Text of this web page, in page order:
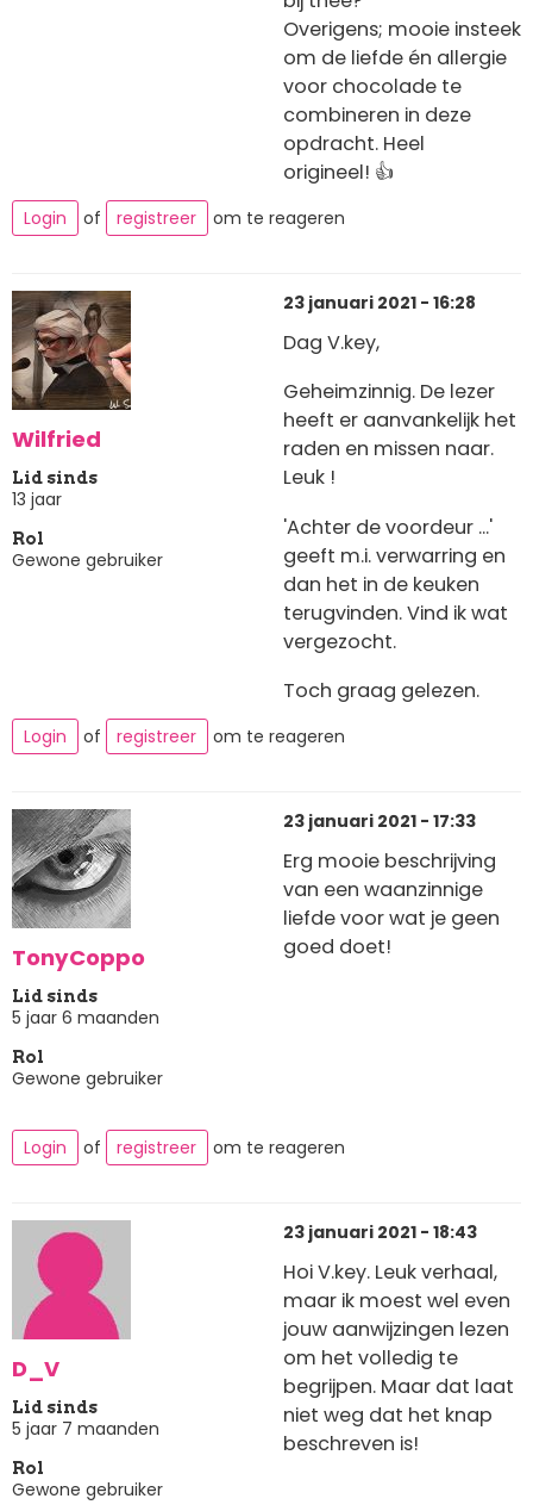
Overigens; mooie insteek
om de liefde én allergie
voor chocolade te
combineren in deze
opdracht. Heel
origineel! 👍
Login of registreer om te reageren
Wilfried
Lid sinds
13 jaar
Rol
Gewone gebruiker
23 januari 2021 - 16:28
Dag V.key,
Geheimzinnig. De lezer
heeft er aanvankelijk het
raden en missen naar.
Leuk !
'Achter de voordeur ...'
geeft m.i. verwarring en
dan het in de keuken
terugvinden. Vind ik wat
vergezocht.
Toch graag gelezen.
Login of registreer om te reageren
TonyCoppo
Lid sinds
5 jaar 6 maanden
Rol
Gewone gebruiker
23 januari 2021 - 17:33
Erg mooie beschrijving
van een waanzinnige
liefde voor wat je geen
goed doet!
Login of registreer om te reageren
D_V
Lid sinds
5 jaar 7 maanden
Rol
Gewone gebruiker
23 januari 2021 - 18:43
Hoi V.key. Leuk verhaal,
maar ik moest wel even
jouw aanwijzingen lezen
om het volledig te
begrijpen. Maar dat laat
niet weg dat het knap
beschreven is!